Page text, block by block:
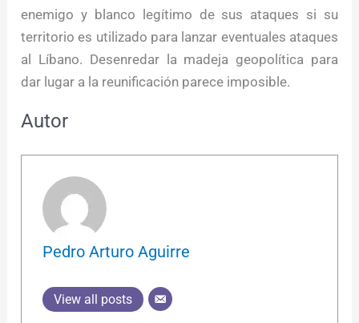
enemigo y blanco legítimo de sus ataques si su
territorio es utilizado para lanzar eventuales ataques
al Líbano. Desenredar la madeja geopolítica para
dar lugar a la reunificación parece imposible.
Autor
Pedro Arturo Aguirre
View all posts